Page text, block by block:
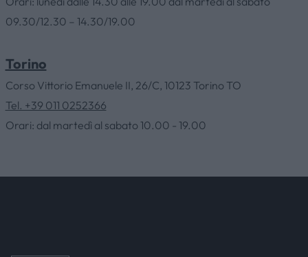
09.30/12.30 – 14.30/19.00
Torino
Corso Vittorio Emanuele II, 26/C, 10123 Torino TO
Tel. +39 011 0252366
Orari: dal martedì al sabato 10.00 - 19.00